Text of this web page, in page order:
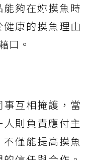
夠在妳摸魚時
康的摸魚理由
口。
互相掩護，當
則負責應付主
僅能提高摸魚